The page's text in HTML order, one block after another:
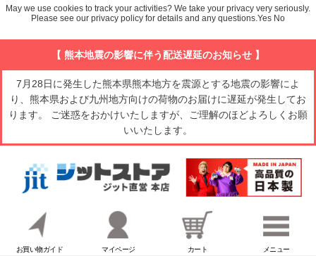
【 熊本地震の影響に伴う配送遅延のお知らせ 】
7月28日に発生した熊本県熊本地方を震源とする地震の影響によ
り、熊本県および九州地方向けの荷物のお届けに遅延が発生してお
ります。 ご迷惑をおかけいたしますが、ご理解のほどよろしくお願
いいたします。
お買い物ガイド マイページ カート メニュー
May we use cookies to track your activities? We take your privacy very seriously.
Please see our privacy policy for details and any questions.Yes No